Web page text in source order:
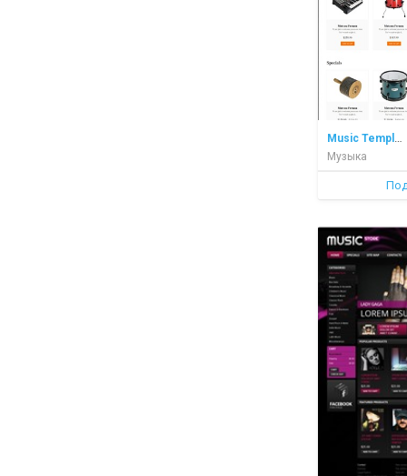
Music Template
Музыка